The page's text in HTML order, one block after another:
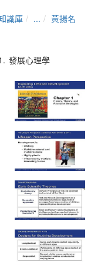
識庫 ... 黃揚名
發展心理學